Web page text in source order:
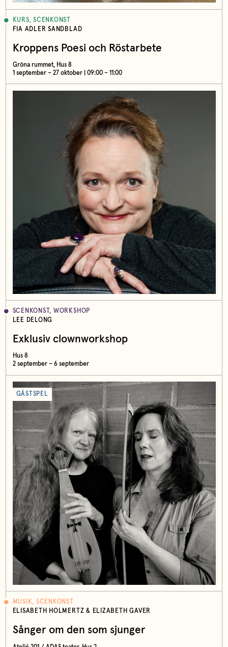
KURS, SCENKONST
FIA ADLER SANDBLAD
Kroppens Poesi och Röstarbete
Gröna rummet, Hus 8
1 september – 27 oktober | 09:00 – 11:00
SCENKONST, WORKSHOP
LEE DELONG
Exklusiv clownworkshop
Hus 8
2 september – 6 september
GÄSTSPEL
MUSIK, SCENKONST
ELISABETH HOLMERTZ & ELIZABETH GAVER
Sånger om den som sjunger